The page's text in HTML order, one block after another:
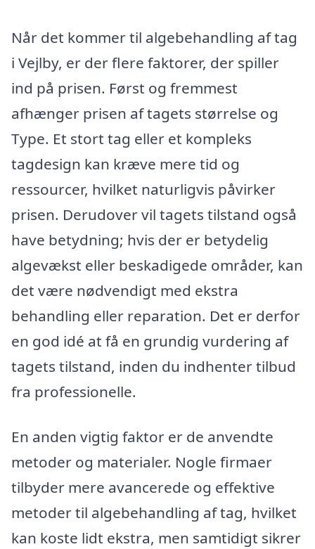
Når det kommer til algebehandling af tag
i Vejlby, er der flere faktorer, der spiller
ind på prisen. Først og fremmest
afhænger prisen af tagets størrelse og
Type. Et stort tag eller et kompleks
tagdesign kan kræve mere tid og
ressourcer, hvilket naturligvis påvirker
prisen. Derudover vil tagets tilstand også
have betydning; hvis der er betydelig
algevækst eller beskadigede områder, kan
det være nødvendigt med ekstra
behandling eller reparation. Det er derfor
en god idé at få en grundig vurdering af
tagets tilstand, inden du indhenter tilbud
fra professionelle.
En anden vigtig faktor er de anvendte
metoder og materialer. Nogle firmaer
tilbyder mere avancerede og effektive
metoder til algebehandling af tag, hvilket
kan koste lidt ekstra, men samtidigt sikrer